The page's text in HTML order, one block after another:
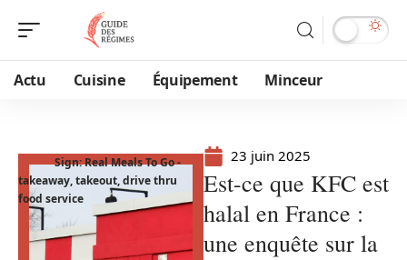
Actu Cuisine Équipement Minceur
Sign: Real Meals To Go -
takeaway, takeout, drive thru
food service
23 juin 2025
Est-ce que KFC est
halal en France :
une enquête sur la